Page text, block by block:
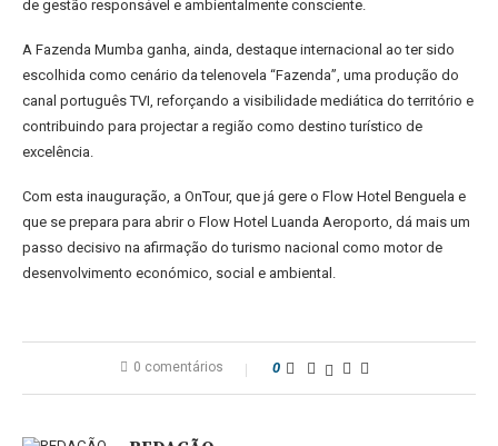
de gestão responsável e ambientalmente consciente.
A Fazenda Mumba ganha, ainda, destaque internacional ao ter sido
escolhida como cenário da telenovela “Fazenda”, uma produção do
canal português TVI, reforçando a visibilidade mediática do território e
contribuindo para projectar a região como destino turístico de
excelência.
Com esta inauguração, a OnTour, que já gere o Flow Hotel Benguela e
que se prepara para abrir o Flow Hotel Luanda Aeroporto, dá mais um
passo decisivo na afirmação do turismo nacional como motor de
desenvolvimento económico, social e ambiental.
0 comentários 0